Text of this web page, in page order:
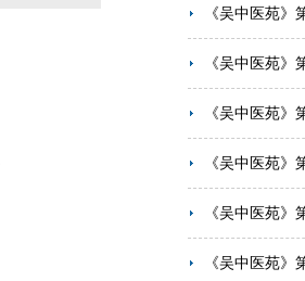
《吴中医苑》
《吴中医苑》
《吴中医苑》
《吴中医苑》
《吴中医苑》
《吴中医苑》